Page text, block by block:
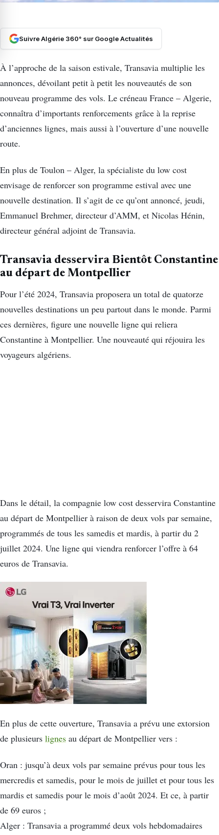
Suivre Algérie 360° sur Google Actualités
À l’approche de la saison estivale, Transavia multiplie les
annonces, dévoilant petit à petit les nouveautés de son
nouveau programme des vols. Le créneau France – Algerie,
connaîtra d’importants renforcements grâce à la reprise
d’anciennes lignes, mais aussi à l’ouverture d’une nouvelle
route.
En plus de Toulon – Alger, la spécialiste du low cost
envisage de renforcer son programme estival avec une
nouvelle destination. Il s’agit de ce qu’ont annoncé, jeudi,
Emmanuel Brehmer, directeur d’AMM, et Nicolas Hénin,
directeur général adjoint de Transavia.
Transavia desservira Bientôt Constantine
au départ de Montpellier
Pour l’été 2024, Transavia proposera un total de quatorze
nouvelles destinations un peu partout dans le monde. Parmi
ces dernières, figure une nouvelle ligne qui reliera
Constantine à Montpellier. Une nouveauté qui réjouira les
voyageurs algériens.
Dans le détail, la compagnie low cost desservira Constantine
au départ de Montpellier à raison de deux vols par semaine,
programmés de tous les samedis et mardis, à partir du 2
juillet 2024. Une ligne qui viendra renforcer l’offre à 64
euros de Transavia.
En plus de cette ouverture, Transavia a prévu une extorsion
de plusieurs lignes au départ de Montpellier vers :
Oran : jusqu’à deux vols par semaine prévus pour tous les
mercredis et samedis, pour le mois de juillet et pour tous les
mardis et samedis pour le mois d’août 2024. Et ce, à partir
de 69 euros ;
Alger : Transavia a programmé deux vols hebdomadaires